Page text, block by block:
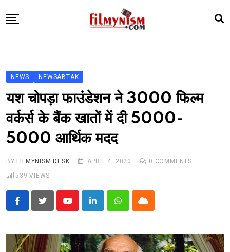
to
TELEVISION
BHOJPURI
NEWS ABTAK
STARRY SIDES
MORE
NEWS NEWSABTAK
यश चोपड़ा फाउंडेशन ने 3000 फिल्म
वर्कर्स के बैंक खातों में दी 5000-
5000 आर्थिक मदद
BY FILMYNISM DESK APRIL 4, 2020 0 COMMENTS
539 VIEWS
YoutubeLinkedInWhatsappCloud